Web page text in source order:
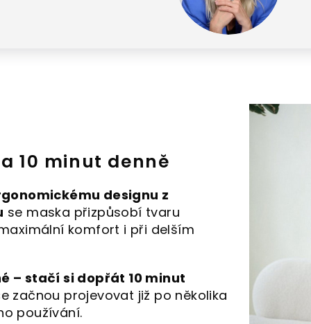
10 minut denně
designu z
se maska přizpůsobí tvaru
komfort i při delším
– stačí si dopřát 10 minut
začnou projevovat již po několika
používání.